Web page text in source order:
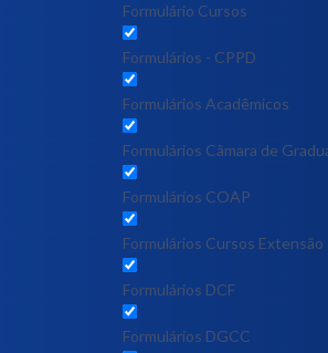
Formulário Cursos
Formulários - CPPD
Formulários Acadêmicos
Formulários Câmara de
Formulários COAP
Formulários Cursos Extensão
Formulários DCF
Formulários DGCC